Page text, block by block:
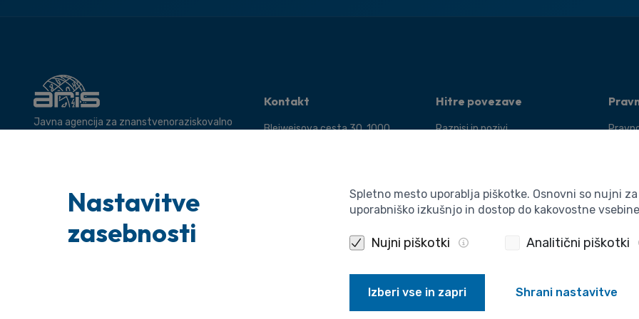
Javna agencija za znanstvenoraziskovalno
Kontakt
Bleiweisova cesta 30, 1000
glavnapisarna@aris-rs.si
Hitre povezave
Razpisi in pozivi
Publikacije
Izjava
Nastavitve
zasebnosti
Spletno mesto uporablja piškotke. Osnovni so nujni
uporabniško izkušnjo in dostop do kakovostne
Nujni piškotki Analitični piškotki
Izberi vse in zapri Shrani nastavitve